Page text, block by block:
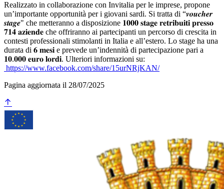
Realizzato in collaborazione con Invitalia per le imprese, propone
un’importante opportunità per i giovani sardi. Si tratta di “𝒗𝒐𝒖𝒄𝒉𝒆𝒓
𝒔𝒕𝒂𝒈𝒆" che metteranno a disposizione 𝟏𝟎𝟎𝟎 𝐬𝐭𝐚𝐠𝐞 𝐫𝐞𝐭𝐫𝐢𝐛𝐮𝐢𝐭𝐢 𝐩𝐫𝐞𝐬𝐬𝐨
𝟕𝟏𝟒 𝐚𝐳𝐢𝐞𝐧𝐝𝐞 che offriranno ai partecipanti un percorso di crescita in
contesti professionali stimolanti in Italia e all’estero. Lo stage ha una
durata di 𝟔 𝐦𝐞𝐬𝐢 e prevede un’indennità di partecipazione pari a
𝟏𝟎.𝟎𝟎𝟎 𝐞𝐮𝐫𝐨 𝐥𝐨𝐫𝐝𝐢. Ulteriori informazioni su:
https://www.facebook.com/share/15urNRjKAN/
Pagina aggiornata il 28/07/2025